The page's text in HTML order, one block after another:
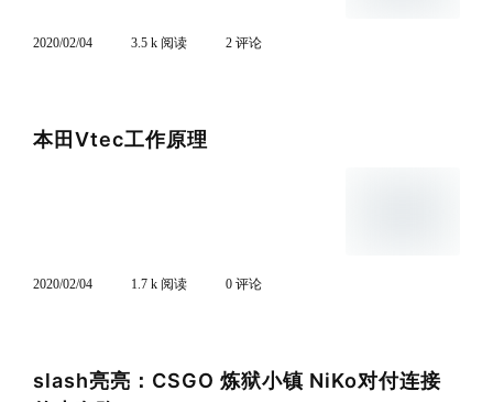
2020/02/04 3.5 k 阅读 2 评论
本田Vtec工作原理
2020/02/04 1.7 k 阅读 0 评论
slash亮亮：CSGO 炼狱小镇 NiKo对付连接